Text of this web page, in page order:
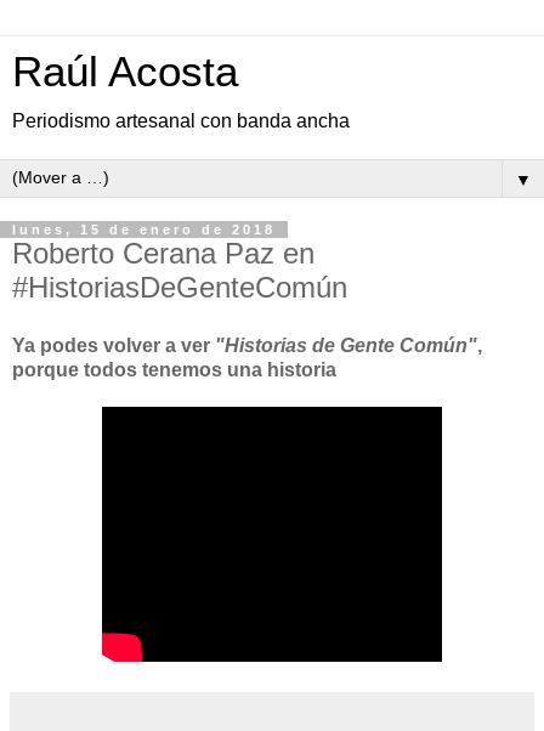
Raúl Acosta
Periodismo artesanal con banda ancha
▼
lunes, 15 de enero de 2018
Roberto Cerana Paz en
#HistoriasDeGenteComún
Ya podes volver a ver "Historias de Gente Común",
porque todos tenemos una historia